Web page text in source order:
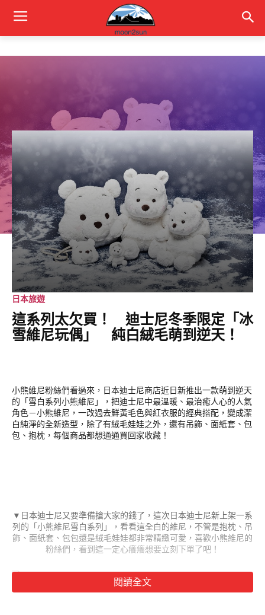
日本旅遊
這系列太欠買！ 迪士尼冬季限定「冰
雪維尼玩偶」 純白絨毛萌到逆天！
小熊維尼粉絲們看過來，日本迪士尼商店近日新推出一款萌到逆天
的「雪白系列小熊維尼」，把迪士尼中最溫暖、最治癒人心的人氣
角色－小熊維尼，一改過去鮮黃毛色與紅衣服的經典搭配，變成潔
白純淨的全新造型，除了有絨毛娃娃之外，還有吊飾、面紙套、包
包、抱枕，每個商品都想通通買回家收藏！
▼日本迪士尼又要準備搶大家的錢了，這次日本迪士尼新上架一系
列的「小熊維尼雪白系列」，看看這全白的維尼，不管是抱枕、吊
飾、面紙套、包包還是絨毛娃娃都非常精緻可愛，喜歡小熊維尼的
粉絲們，看到這一定心癢癢想要立刻下單了吧！
閱讀全文